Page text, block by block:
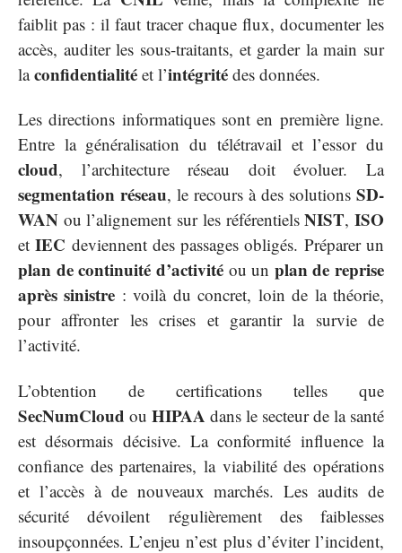
faiblit pas : il faut tracer chaque flux, documenter les
accès, auditer les sous-traitants, et garder la main sur
laconfidentialité et l’intégrité des données.
Les directions informatiques sont en première ligne.
Entre la généralisation du télétravail et l’essor du
cloud, l’architecture réseau doit évoluer. La
segmentation réseau, le recours à des solutions SD-
WAN ou l’alignement sur les référentielsNIST,ISO
etIEC deviennent des passages obligés. Préparer un
plan de continuité d’activitéou un plan de reprise
après sinistre : voilà du concret, loin de la théorie,
pour affronter les crises et garantir la survie de
l’activité.
L’obtention de certifications telles que
SecNumCloud ou HIPAA dans le secteur de la santé
est désormais décisive. La conformité influence la
confiance des partenaires, la viabilité des opérations
et l’accès à de nouveaux marchés. Les audits de
sécurité dévoilent régulièrement des faiblesses
insoupçonnées. L’enjeu n’est plus d’éviter l’incident,